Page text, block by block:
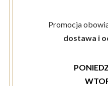
Promocja
dostawa i